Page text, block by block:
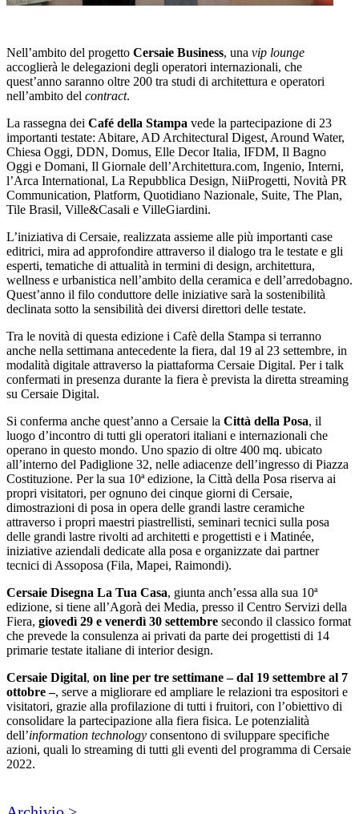
Nell’ambito del progetto Cersaie Business, una vip lounge
accoglierà le delegazioni degli operatori internazionali, che
quest’anno saranno oltre 200 tra studi di architettura e operatori
nell’ambito del contract.
La rassegna dei Café della Stampa vede la partecipazione di 23
importanti testate: Abitare, AD Architectural Digest, Around Water,
Chiesa Oggi, DDN, Domus, Elle Decor Italia, IFDM, Il Bagno
Oggi e Domani, Il Giornale dell’Architettura.com, Ingenio, Interni,
l’Arca International, La Repubblica Design, NiiProgetti, Novità PR
Communication, Platform, Quotidiano Nazionale, Suite, The Plan,
Tile Brasil, Ville&Casali e VilleGiardini.
L’iniziativa di Cersaie, realizzata assieme alle più importanti case
editrici, mira ad approfondire attraverso il dialogo tra le testate e gli
esperti, tematiche di attualità in termini di design, architettura,
wellness e urbanistica nell’ambito della ceramica e dell’arredobagno.
Quest’anno il filo conduttore delle iniziative sarà la sostenibilità
declinata sotto la sensibilità dei diversi direttori delle testate.
Tra le novità di questa edizione i Cafè della Stampa si terranno
anche nella settimana antecedente la fiera, dal 19 al 23 settembre, in
modalità digitale attraverso la piattaforma Cersaie Digital. Per i talk
confermati in presenza durante la fiera è prevista la diretta streaming
su Cersaie Digital.
Si conferma anche quest’anno a Cersaie la Città della Posa, il
luogo d’incontro di tutti gli operatori italiani e internazionali che
operano in questo mondo. Uno spazio di oltre 400 mq. ubicato
all’interno del Padiglione 32, nelle adiacenze dell’ingresso di Piazza
Costituzione. Per la sua 10ª edizione, la Città della Posa riserva ai
propri visitatori, per ognuno dei cinque giorni di Cersaie,
dimostrazioni di posa in opera delle grandi lastre ceramiche
attraverso i propri maestri piastrellisti, seminari tecnici sulla posa
delle grandi lastre rivolti ad architetti e progettisti e i Matinée,
iniziative aziendali dedicate alla posa e organizzate dai partner
tecnici di Assoposa (Fila, Mapei, Raimondi).
Cersaie Disegna La Tua Casa, giunta anch’essa alla sua 10ª
edizione, si tiene all’Agorà dei Media, presso il Centro Servizi della
Fiera, giovedì 29 e venerdì 30 settembre secondo il classico format
che prevede la consulenza ai privati da parte dei progettisti di 14
primarie testate italiane di interior design.
Cersaie Digital, on line per tre settimane – dal 19 settembre al 7
ottobre –, serve a migliorare ed ampliare le relazioni tra espositori e
visitatori, grazie alla profilazione di tutti i fruitori, con l’obiettivo di
consolidare la partecipazione alla fiera fisica. Le potenzialità
dell’information technology consentono di sviluppare specifiche
azioni, quali lo streaming di tutti gli eventi del programma di Cersaie
2022.